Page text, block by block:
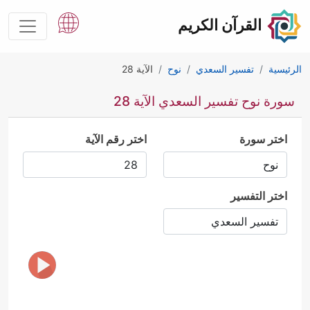
القرآن الكريم
الرئيسية تفسير السعدي نوح الآية 28
سورة نوح تفسير السعدي الآية 28
اختر سورة اختر رقم الآية
اختر التفسير